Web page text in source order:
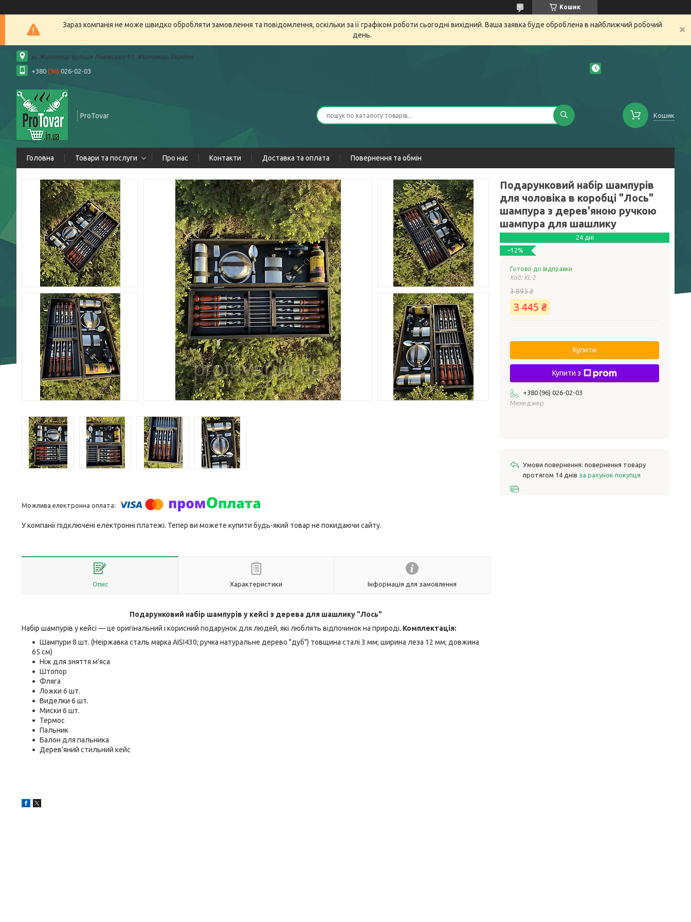
Кошик
Зараз компанія не може швидко обробляти замовлення та повідомлення, оскільки за її графіком роботи сьогодні вихідний. Ваша заявка буде оброблена в найближчий робочий
день.
м. Житомир вулиця Львівська 11, Житомир, Україна
+380 (96) 026-02-03
ProTovar Кошик
Головна Товари та послуги Про нас Контакти Доставка та оплата Повернення та обмін
У компанії підключені електронні платежі. Тепер ви можете купити будь-який товар не покидаючи сайту.
Опис Характеристики Інформація для замовлення
Подарунковий набір шампурів у кейсі з дерева для шашлику "Лось"
Набір шампурів у кейсі — це оригінальний і корисний подарунок для людей, які люблять відпочинок на природі. Комплектація:
Шампури 8 шт. (Неіржавка сталь марка AISI430; ручка натуральне дерево "дуб") товщина сталі 3 мм; ширина леза 12 мм; довжина
65 см)
Ніж для зняття м'яса
Штопор
Фляга
Ложки 6 шт.
Виделки 6 шт.
Миски 6 шт.
Термос
Пальник
Балон для пальника
Дерев'яний стильний кейс
Подарунковий набір шампурів
для чоловіка в коробці "Лось"
шампура з дерев'яною ручкою
шампура для шашлику
24 дні
–12%
Готово до відправки
Код: KL-2
3 895 ₴
3 445 ₴
Купити
Купити з
+380 (96) 026-02-03
Менеджер
повернення товару
протягом 14 днів за рахунок покупця